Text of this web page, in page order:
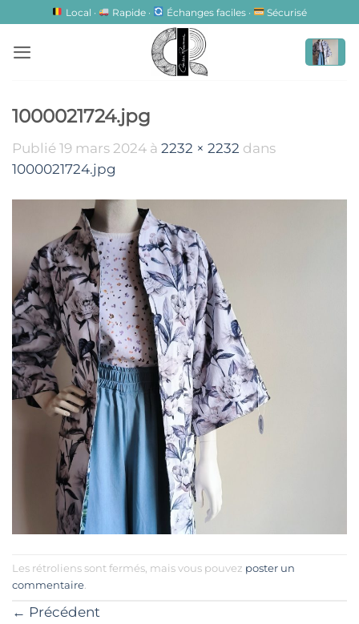
contenu
Local · Rapide · Échanges faciles · Sécurisé
1000021724.jpg
Publié 19 mars 2024 à 2232 × 2232 dans
1000021724.jpg
Les rétroliens sont fermés, mais vous pouvez poster un
commentaire
← Précédent